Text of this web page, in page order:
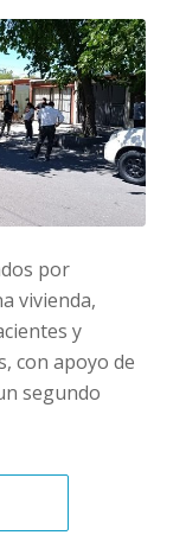
por
vivienda,
y
con apoyo de
segundo